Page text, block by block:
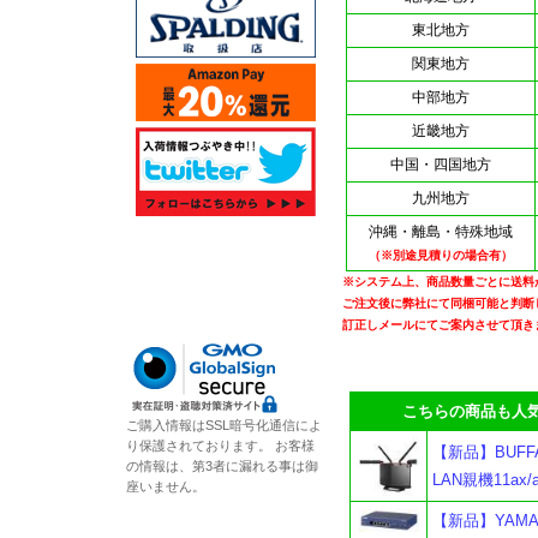
東北地方
関東地方
中部地方
近畿地方
中国・四国地方
九州地方
沖縄・離島・特殊地域
（※別途見積りの場合有）
※システム上、商品数量ごとに送料
ご注文後に弊社にて同梱可能と判
訂正しメールにてご案内させて頂き
こちらの商品も人気
【新品】
LAN親機
【新品】
ご購入情報はSSL暗号化通信によ
り保護されております。 お客様
の情報は、第3者に漏れる事は御
座いません。